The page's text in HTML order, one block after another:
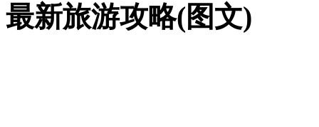
最新旅游攻略(图文)